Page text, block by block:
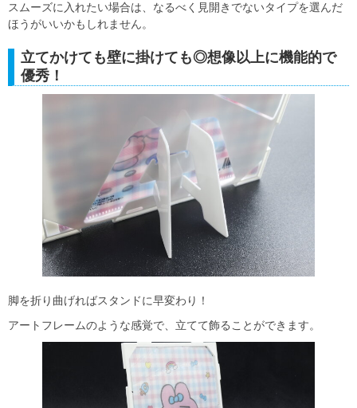
スムーズに入れたい場合は、なるべく見開きでないタイプを選んだ
ほうがいいかもしれません。
立てかけても壁に掛けても◎想像以上に機能的で
優秀！
脚を折り曲げればスタンドに早変わり！
アートフレームのような感覚で、立てて飾ることができます。